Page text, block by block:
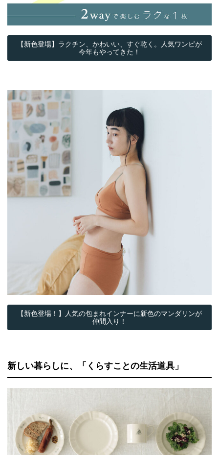
【新色登場】ラクチン、かわいい、すぐ乾く。人気ワンピが
今年もやってきた！
【新色登場！】人気の包まれインナーに新色のマンダリンが
仲間入り！
新しい暮らしに、「くらすことの生活道具」